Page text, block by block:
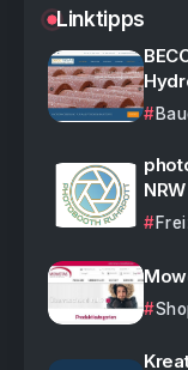
Linktipps
NRW